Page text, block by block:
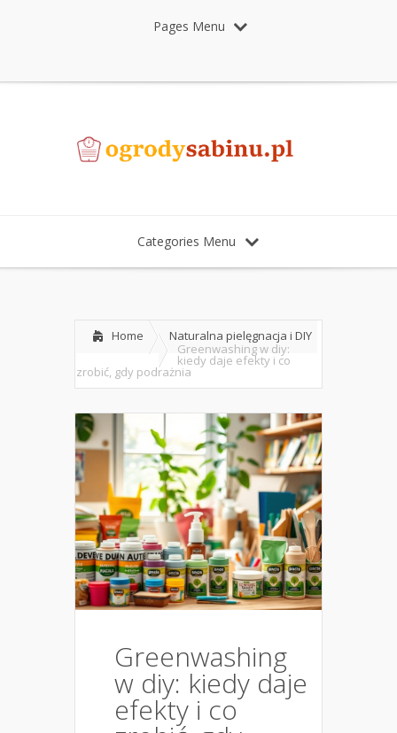
Pages Menu
Categories Menu
Home
Naturalna pielęgnacja i DIY
Greenwashing w diy:
kiedy daje efekty i co
zrobić, gdy podrażnia
Greenwashing
w diy: kiedy daje
efekty i co